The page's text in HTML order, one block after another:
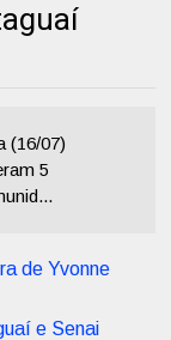
(16/07)
5
de Yvonne
e Senai